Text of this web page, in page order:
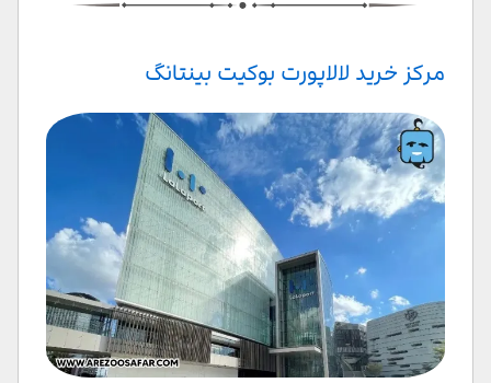
مرکز خرید لالاپورت بوکیت بینتانگ